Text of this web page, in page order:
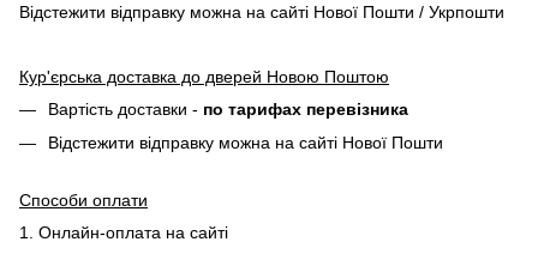
Відстежити відправку можна на сайті Нової Пошти / Укрпошти
Кур'єрська доставка до дверей Новою Поштою
Вартість доставки - по тарифах перевізника
Відстежити відправку можна на сайті Нової Пошти
Способи оплати
1. Онлайн-оплата на сайті